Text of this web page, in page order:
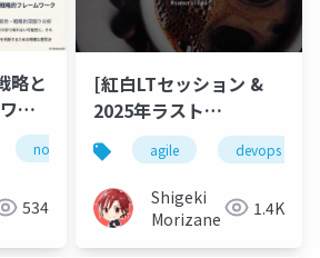
略と
ー
notebooklm
534
[紅白LTセッション &
2025年ラスト
Meetup#6]アジャイル
をDevOpsする
agile devops
Shigeki
Morizane
1.4K